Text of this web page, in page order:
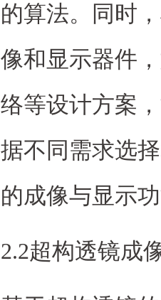
的算法。同时
像和显示器件
络等设计方案
据不同需求选
的成像与显示
2.2超构透镜成